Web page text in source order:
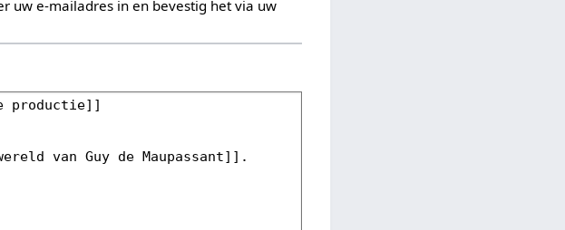
uw e-mailadres in en bevestig het via uw